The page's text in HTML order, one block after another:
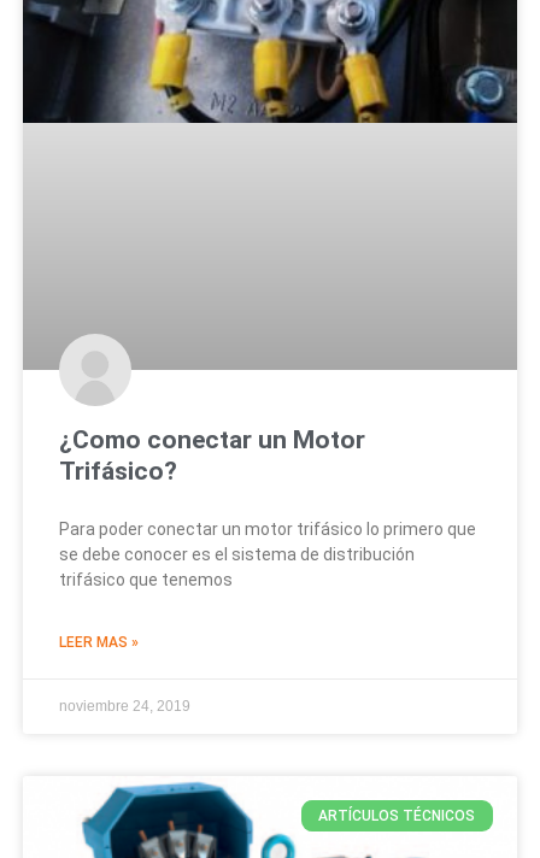
¿Como conectar un Motor
Trifásico?
Para poder conectar un motor trifásico lo primero que
se debe conocer es el sistema de distribución
trifásico que tenemos
LEER MAS »
noviembre 24, 2019
ARTÍCULOS TÉCNICOS